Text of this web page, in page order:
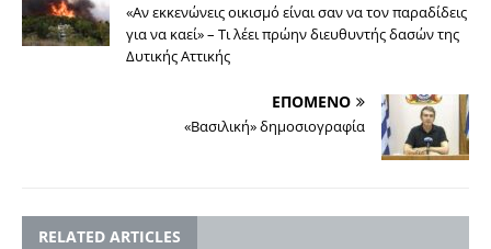
«Αν εκκενώνεις οικισμό είναι σαν να τον παραδίδεις
για να καεί» – Τι λέει πρώην διευθυντής δασών της
Δυτικής Αττικής
ΕΠΟΜΕΝΟ
«Βασιλική» δημοσιογραφία
RELATED ARTICLES